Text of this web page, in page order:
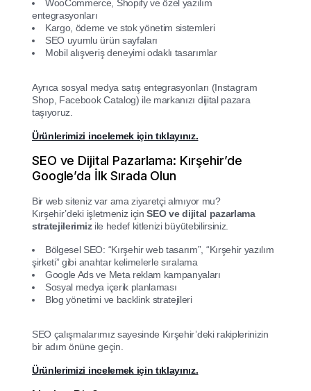
WooCommerce, Shopify ve özel yazılım
entegrasyonları
Kargo, ödeme ve stok yönetim sistemleri
SEO uyumlu ürün sayfaları
Mobil alışveriş deneyimi odaklı tasarımlar
Ayrıca sosyal medya satış entegrasyonları (Instagram
Shop, Facebook Catalog) ile markanızı dijital pazara
taşıyoruz.
Ürünlerimizi incelemek için tıklayınız.
SEO ve Dijital Pazarlama: Kırşehir’de
Google’da İlk Sırada Olun
Bir web siteniz var ama ziyaretçi almıyor mu?
Kırşehir’deki işletmeniz içinSEO ve dijital pazarlama
stratejilerimizile hedef kitlenizi büyütebilirsiniz.
Bölgesel SEO: “Kırşehir web tasarım”, “Kırşehir yazılım
şirketi” gibi anahtar kelimelerle sıralama
Google Ads ve Meta reklam kampanyaları
Sosyal medya içerik planlaması
Blog yönetimi ve backlink stratejileri
SEO çalışmalarımız sayesinde Kırşehir’deki rakiplerinizin
bir adım önüne geçin.
Ürünlerimizi incelemek için tıklayınız.